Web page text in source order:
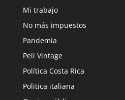
Mi trabajo
No más impuestos
Pandemia
Peli Vintage
Política Costa Rica
Politica italiana